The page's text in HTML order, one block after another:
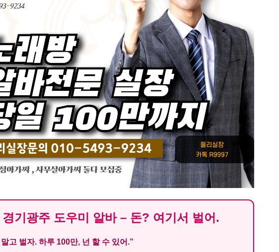
기광주 도우미 알바 – 돈? 여기서 벌어.
고 벌자. 하루 100만, 넌 할 수 있어.”